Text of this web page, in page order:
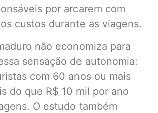
por arcarem com
custos durante as viagens.
não economiza para
sensação de autonomia:
com 60 anos ou mais
do que R$ 10 mil por ano
O estudo também